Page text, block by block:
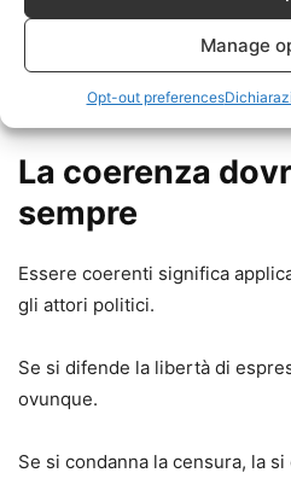
Manage
Opt-out preferences
È lo stesso fenomeno che
contestato per anni ai grandi
La coerenza
sempre
Essere coerenti significa
gli attori politici.
Se si difende la libertà di
ovunque.
Se si condanna la censura, la